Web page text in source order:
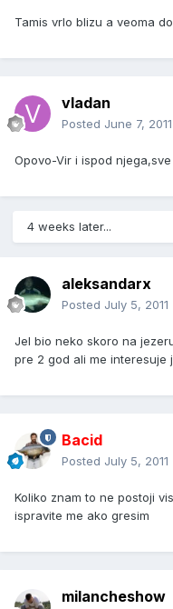
Tamis vrlo blizu a veoma
vladan
Posted June 7, 2011
Opovo-Vir i ispod
4 weeks later...
aleksandarx
Posted July 5, 2011
Jel bio neko skoro na
pre 2 god ali me interesuje
Bacid
Posted July 5, 2011
Koliko znam to ne postoji
ispravite me ako gresim
milancheshow